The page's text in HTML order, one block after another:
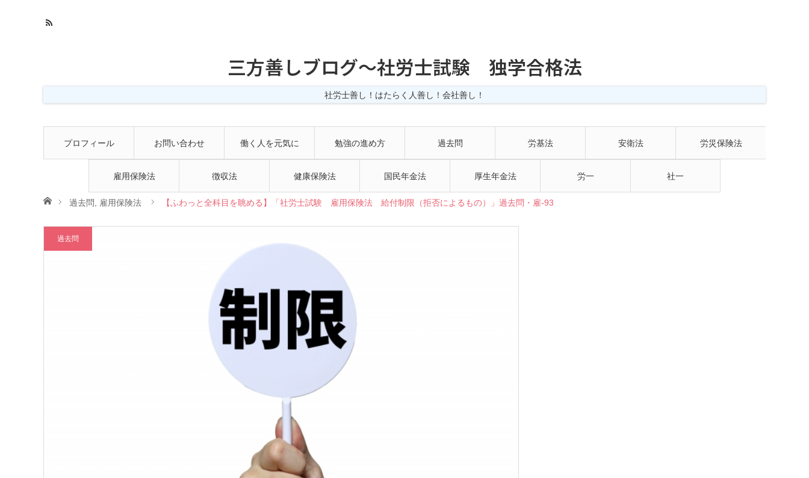
三方善しブログ〜社労士試験 独学合格法
社労士善し！はたらく人善し！会社善し！
プロフィール お問い合わせ 働く人を元気に 勉強の進め方 過去問 労基法 安衛法 労災保険法
雇用保険法 徴収法 健康保険法 国民年金法 厚生年金法 労一 社一
ホーム過去問 雇用保険法 【ふわっと全科目を眺める】「社労士試験 雇用保険法 給付制限（拒否によるもの）」過去問・雇-93
過去問